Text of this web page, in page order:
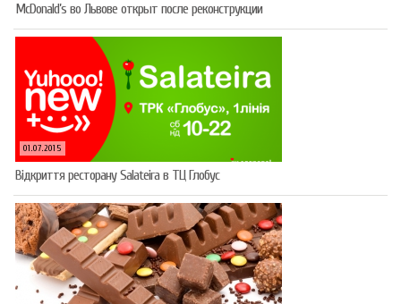
McDonald’s во Львове открыт после реконструкции
01.07.2015
Відкриття ресторану Salateirа в ТЦ Глобус